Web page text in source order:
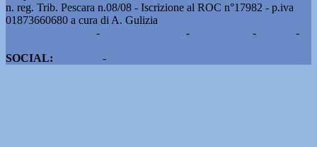
n. reg. Trib. Pescara n.08/08 - Iscrizione al ROC n°17982 - p.iva
01873660680 a cura di A. Gulizia
- - -
-
SOCIAL:
-